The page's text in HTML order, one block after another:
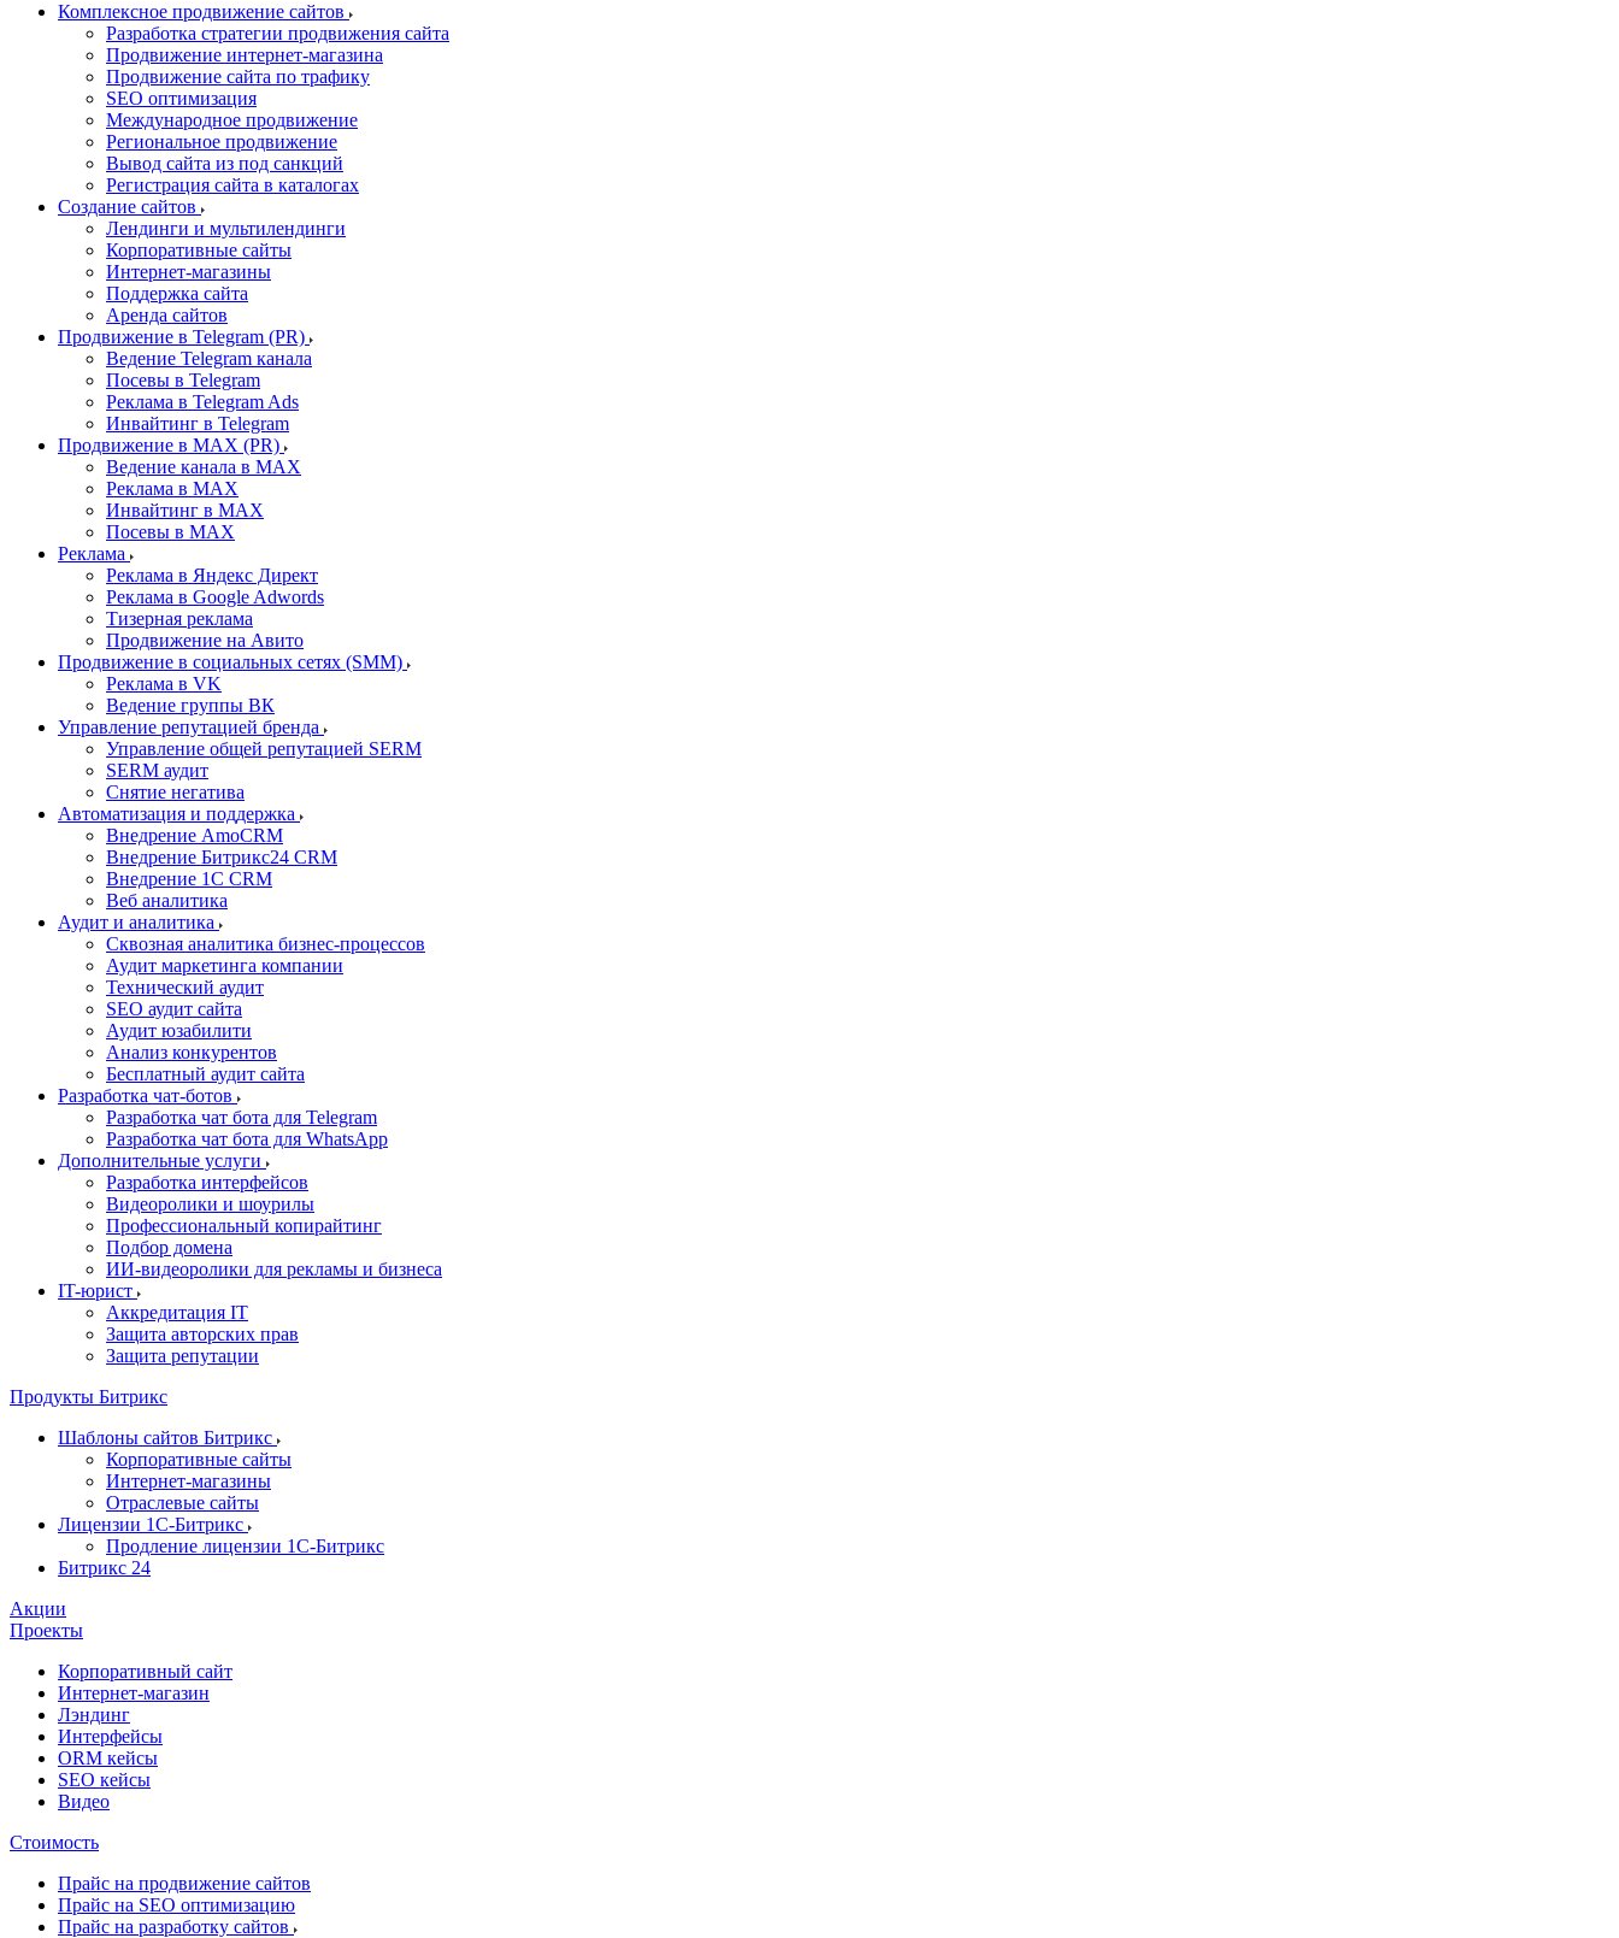
Комплексное продвижение сайтов
Разработка стратегии продвижения сайта
Продвижение интернет-магазина
Продвижение сайта по трафику
SEO оптимизация
Международное продвижение
Региональное продвижение
Вывод сайта из под санкций
Регистрация сайта в каталогах
Создание сайтов
Лендинги и мультилендинги
Корпоративные сайты
Интернет-магазины
Поддержка сайта
Аренда сайтов
Продвижение в Telegram (PR)
Ведение Telegram канала
Посевы в Telegram
Реклама в Telegram Ads
Инвайтинг в Telegram
Продвижение в MAX (PR)
Ведение канала в MAX
Реклама в MAX
Инвайтинг в MAX
Посевы в MAX
Реклама
Реклама в Яндекс Директ
Реклама в Google Adwords
Тизерная реклама
Продвижение на Авито
Продвижение в социальных сетях (SMM)
Реклама в VK
Ведение группы ВК
Управление репутацией бренда
Управление общей репутацией SERM
SERM аудит
Снятие негатива
Автоматизация и поддержка
Внедрение AmoCRM
Внедрение Битрикс24 CRM
Внедрение 1C CRM
Веб аналитика
Аудит и аналитика
Сквозная аналитика бизнес-процессов
Аудит маркетинга компании
Технический аудит
SEO аудит сайта
Аудит юзабилити
Анализ конкурентов
Бесплатный аудит сайта
Разработка чат-ботов
Разработка чат бота для Telegram
Разработка чат бота для WhatsApp
Дополнительные услуги
Разработка интерфейсов
Видеоролики и шоурилы
Профессиональный копирайтинг
Подбор домена
ИИ-видеоролики для рекламы и бизнеса
IT-юрист
Аккредитация IT
Защита авторских прав
Защита репутации
Продукты Битрикс
Шаблоны сайтов Битрикс
Корпоративные сайты
Интернет-магазины
Отраслевые сайты
Лицензии 1С-Битрикс
Продление лицензии 1С-Битрикс
Битрикс 24
Акции
Проекты
Корпоративный сайт
Интернет-магазин
Лэндинг
Интерфейсы
ORM кейсы
SEO кейсы
Видео
Стоимость
Прайс на продвижение сайтов
Прайс на SEO оптимизацию
Прайс на разработку сайтов